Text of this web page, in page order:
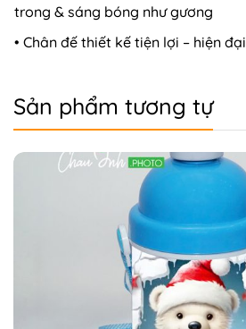
trong & sáng bóng như gương
• Chân đế thiết kế tiện lợi – hiện đại
Sản phẩm tương tự